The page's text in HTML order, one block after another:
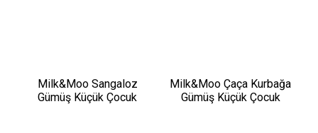
Milk&Moo Sangaloz
Gümüş Küçük Çocuk
Milk&Moo Çaça Kurbağa
Gümüş Küçük Çocuk